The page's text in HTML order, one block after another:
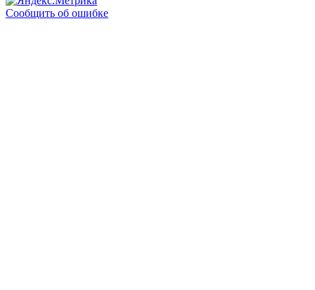
Сообщить об ошибке